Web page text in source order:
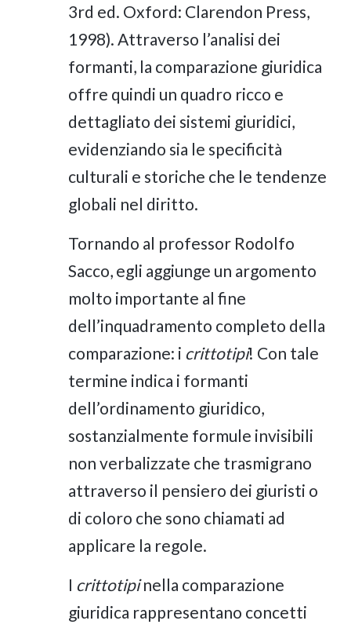
3rd ed. Oxford: Clarendon Press,
1998). Attraverso l’analisi dei
formanti, la comparazione giuridica
offre quindi un quadro ricco e
dettagliato dei sistemi giuridici,
evidenziando sia le specificità
culturali e storiche che le tendenze
globali nel diritto.
Tornando al professor Rodolfo
Sacco, egli aggiunge un argomento
molto importante al fine
dell’inquadramento completo della
comparazione: i crittotipi! Con tale
termine indica i formanti
dell’ordinamento giuridico,
sostanzialmente formule invisibili
non verbalizzate che trasmigrano
attraverso il pensiero dei giuristi o
di coloro che sono chiamati ad
applicare la regole.
I crittotipinella comparazione
giuridica rappresentano concetti